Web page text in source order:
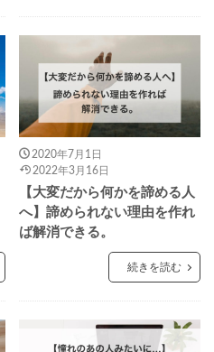
2020年7月1日
2022年3月16日
【大変だから何かを諦める人
へ】諦められない理由を作れ
ば解消できる。
続きを読む